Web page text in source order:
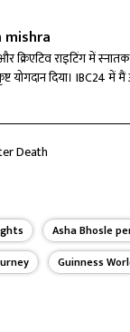
mishra
और क्रिएटिव राइटिंग में
योगदान दिया।
Death
Asha Bhosle
Guinness